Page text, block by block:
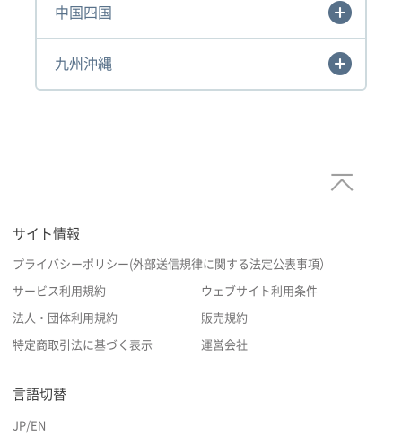
中国四国
九州沖縄
サイト情報
プライバシーポリシー(外部送信規律に関する法定公表事項）
サービス利用規約 ウェブサイト利用条件
法人・団体利用規約 販売規約
特定商取引法に基づく表示 運営会社
言語切替
JP/EN